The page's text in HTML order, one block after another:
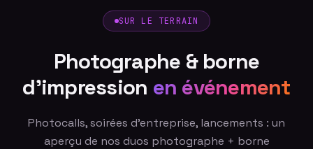
SUR LE TERRAIN
Photographe & borne
d'impression en événement
Photocalls, soirées d'entreprise, lancements : un
aperçu de nos duos photographe + borne